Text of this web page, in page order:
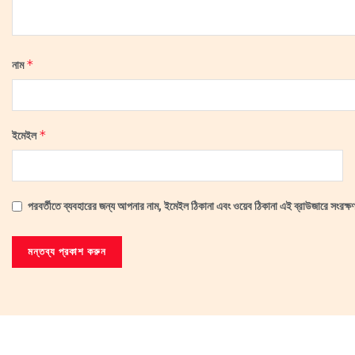
নাম*
ইমেইল*
পরবর্তীতে ব্যবহারের জন্য আপনার নাম, ইমেইল ঠিকানা এবং ওয়েব ঠিকানা এই ব্রাউজারে